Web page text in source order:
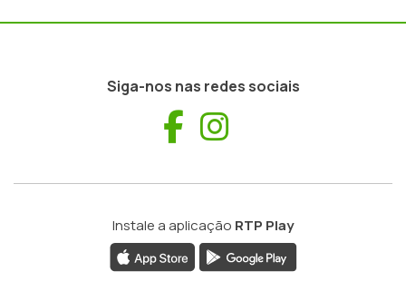
Siga-nos nas redes sociais
Facebook
Instale a aplicação RTP Play